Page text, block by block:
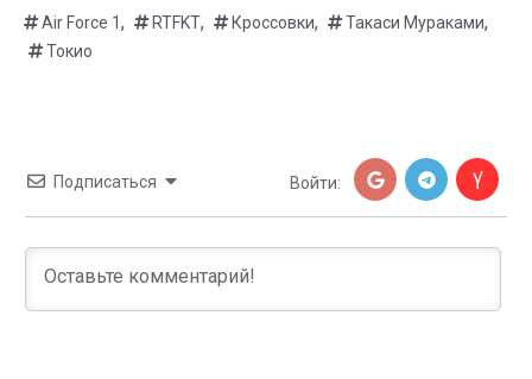
Air Force 1, RTFKT, Кроссовки, Такаси Мураками,
Токио
Подписаться Войти: